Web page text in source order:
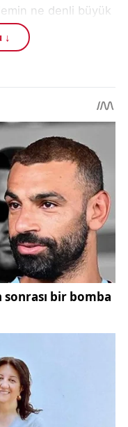
ne denli büyük
Müdürlüğü
Konya
ve İl Emniyet
ile
mücadelenin
↓